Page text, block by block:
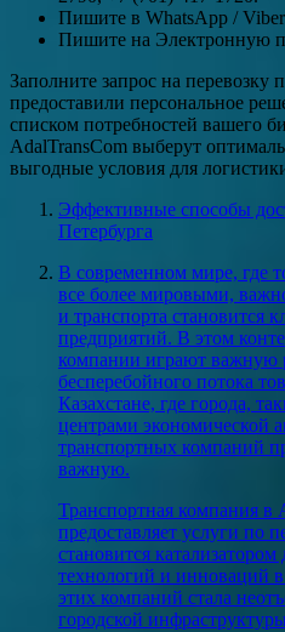
Пишите в WhatsApp /
Пишите на Электронную
Заполните запрос на перевозку
предоставили персональное
списком потребностей вашего
AdalTransCom выберут
выгодные условия для
Эффективные способы
Петербурга
В современном мире, где
все более мировыми,
и транспорта становится
предприятий. В этом
компании играют важную
бесперебойного потока
Казахстане, где города,
центрами экономической
транспортных компаний
важную.
Транспортная компания в
предоставляет услуги по
становится
технологий и инноваций
этих компаний стала
городской